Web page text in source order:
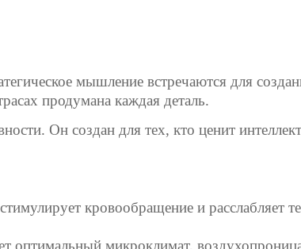
мышление встречаются для
продумана каждая деталь.
Он создан для тех, кто ценит
кровообращение и расслабляет
оптимальный микроклимат,